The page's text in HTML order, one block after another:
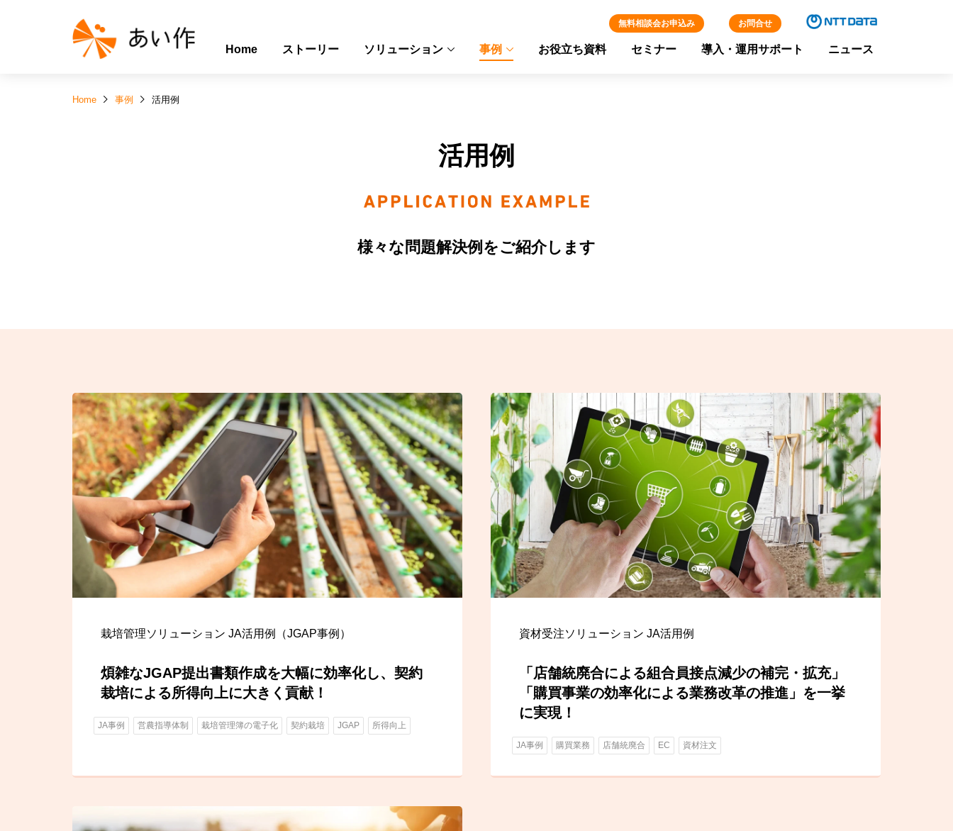
無料相談会お申込み お問合せ
Home ストーリー ソリューション 事例 お役立ち資料 セミナー 導入・運用サポート ニュース
Home 事例 活用例
活用例
様々な問題解決例をご紹介します
栽培管理ソリューション JA活用例（JGAP事例）
煩雑なJGAP提出書類作成を大幅に効率化し、契約
栽培による所得向上に大きく貢献！
JA事例 営農指導体制 栽培管理簿の電子化 契約栽培 JGAP 所得向上
資材受注ソリューション JA活用例
「店舗統廃合による組合員接点減少の補完・拡充」
「購買事業の効率化による業務改革の推進」を一挙
に実現！
JA事例 購買業務 店舗統廃合 EC 資材注文